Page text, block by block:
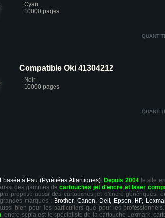
Cyan
10000 pages
Compatible Oki 41304212
Noir
10000 pages
basée à Pau (Pyrénées Atlantiques). Depuis 2004 le site
des gammes decartouches jet d'encre et laser
propose aussi des cartouches jet d'encre génériques.
marques : Brother, Canon, Dell, Epson, HP,
bien pour les particuliers que pour les
. encre-sepia est le spécialiste de la cartouche Lexmark,